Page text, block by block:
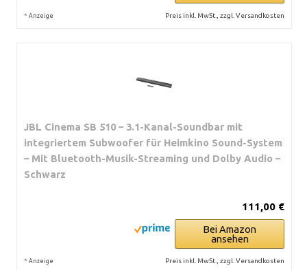
* Anzeige Preis inkl. MwSt., zzgl. Versandkosten
JBL Cinema SB 510 – 3.1-Kanal-Soundbar mit
integriertem Subwoofer für Heimkino Sound-System
– Mit Bluetooth-Musik-Streaming und Dolby Audio –
Schwarz
111,00 €
Bei Amazon
ansehen
* Anzeige Preis inkl. MwSt., zzgl. Versandkosten